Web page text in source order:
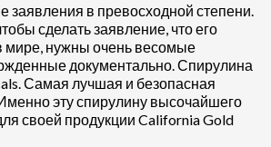
заявления в превосходной степени.
сделать заявление, что его
мире, нужны очень весомые
документально. Спирулина
Самая лучшая и безопасная
эту спирулину высочайшего
своей продукции California Gold